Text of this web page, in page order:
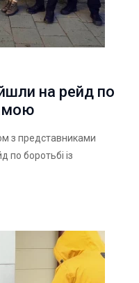
на рейд по
з представниками
по боротьбі із